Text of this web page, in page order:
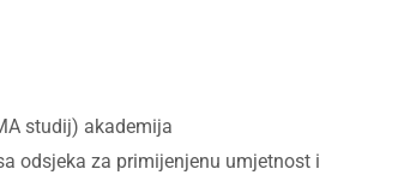
studij) akademija
odsjeka za primijenjenu umjetnost i